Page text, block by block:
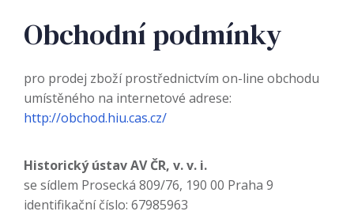
Obchodní podmínky
pro prodej zboží prostřednictvím on-line obchodu
umístěného na internetové adrese:
http://obchod.hiu.cas.cz/
Historický ústav AV ČR, v. v. i.
se sídlem Prosecká 809/76, 190 00 Praha 9
identifikační číslo: 67985963